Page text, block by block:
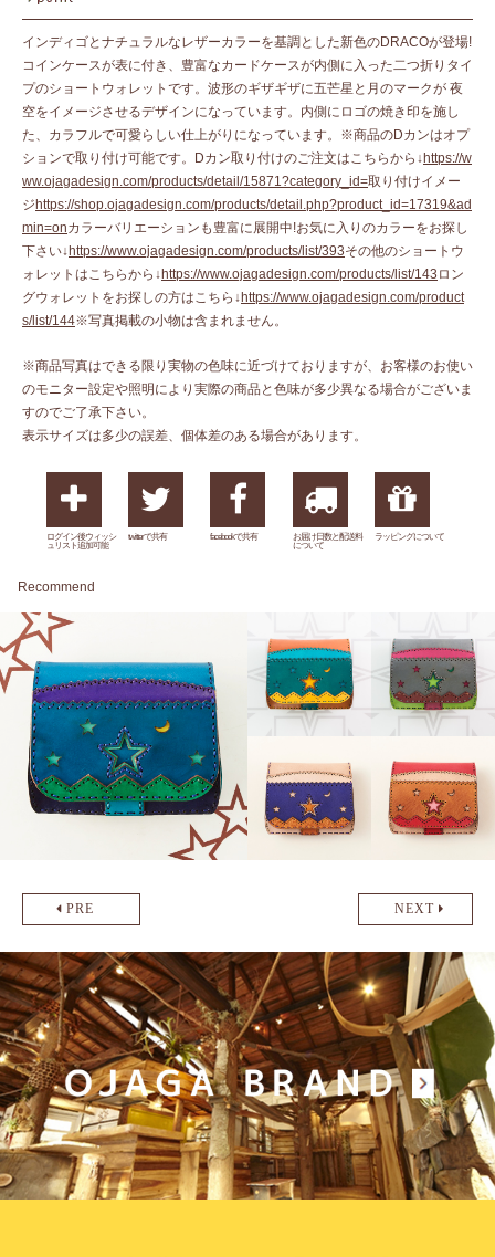
インディゴとナチュラルなレザーカラーを基調とした新色のDRACOが登場!
コインケースが表に付き、豊富なカードケースが内側に入った二つ折りタイ
プのショートウォレットです。波形のギザギザに五芒星と月のマークが 夜
空をイメージさせるデザインになっています。内側にロゴの焼き印を施し
た、カラフルで可愛らしい仕上がりになっています。※商品のDカンはオプ
ションで取り付け可能です。Dカン取り付けのご注文はこちらから↓ https://w
ww.ojagadesign.com/products/detail/15871?category_id=取り付けイメー
ジ https://shop.ojagadesign.com/products/detail.php?product_id=17319&ad
min=onカラーバリエーションも豊富に展開中!お気に入りのカラーをお探し
下さい↓ https://www.ojagadesign.com/products/list/393その他のショートウ
ォレットはこちらから↓ https://www.ojagadesign.com/products/list/143 ロン
グウォレットをお探しの方はこちら↓ https://www.ojagadesign.com/product
s/list/144※写真掲載の小物は含まれません。
※商品写真はできる限り実物の色味に近づけておりますが、お客様のお使い
のモニター設定や照明により実際の商品と色味が多少異なる場合がございま
すのでご了承下さい。
表示サイズは多少の誤差、個体差のある場合があります。
ログイン後ウィッシ
ュリスト追加可能
twitterで共有 facebookで共有
お届け日数と配送料
について
ラッピングについて
Recommend